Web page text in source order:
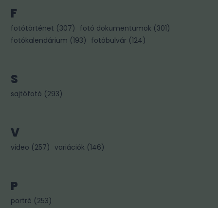
F
fotótörténet (307) fotó dokumentumok (301)
fotókalendárium (193) fotóbulvár (124)
S
sajtófotó (293)
V
video (257) variációk (146)
P
portré (253)